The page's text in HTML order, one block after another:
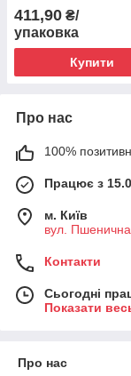
411,90 ₴/
упаковка
Купити
Про нас
100%
Працює з
м. Київ
вул. Пшенична
Контакти
Сьогодні
Показати
Про нас